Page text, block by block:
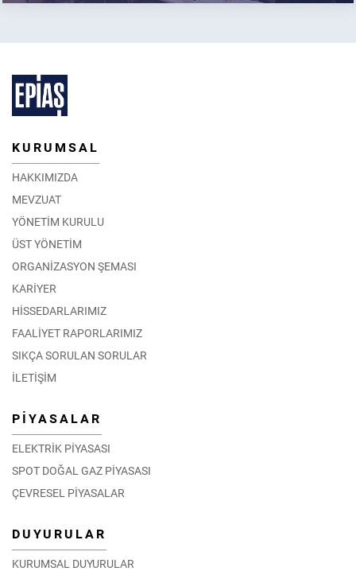
KURUMSAL
HAKKIMIZDA
MEVZUAT
YÖNETİM KURULU
ÜST YÖNETİM
ORGANİZASYON ŞEMASI
KARİYER
HİSSEDARLARIMIZ
FAALİYET RAPORLARIMIZ
SIKÇA SORULAN SORULAR
İLETİŞİM
PİYASALAR
ELEKTRİK PİYASASI
SPOT DOĞAL GAZ PİYASASI
ÇEVRESEL PİYASALAR
DUYURULAR
KURUMSAL DUYURULAR